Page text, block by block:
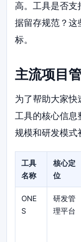
高。工具是否支
据留存规范？
标。
主流项目
为了帮助大家快
工具的核心信息
规模和研发模式
工具
名称
核心定
位
ONE
S
研发管
理平台